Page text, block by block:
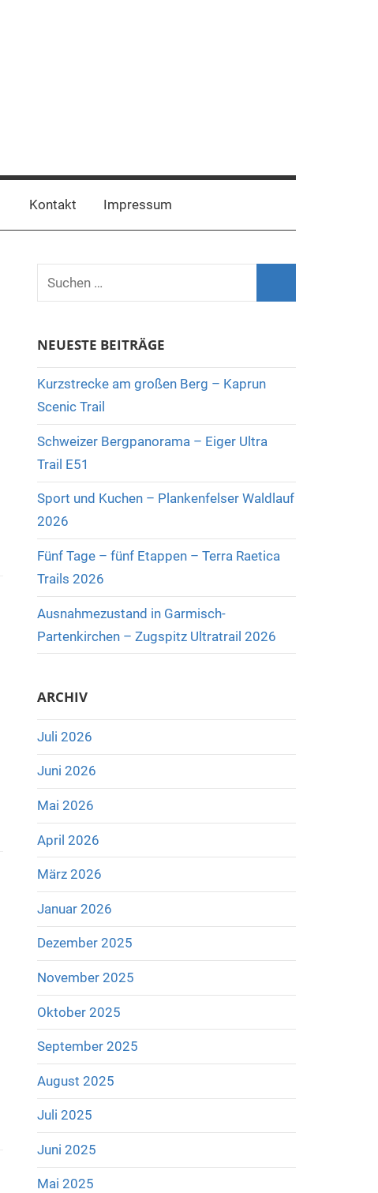
Kontakt Impressum
Suchen
nach:
NEUESTE BEITRÄGE
Kurzstrecke am großen Berg – Kaprun
Scenic Trail
Schweizer Bergpanorama – Eiger Ultra
Trail E51
Sport und Kuchen – Plankenfelser Waldlauf
2026
Fünf Tage – fünf Etappen – Terra Raetica
Trails 2026
Ausnahmezustand in Garmisch-
Partenkirchen – Zugspitz Ultratrail 2026
ARCHIV
Juli 2026
Juni 2026
Mai 2026
April 2026
März 2026
Januar 2026
Dezember 2025
November 2025
Oktober 2025
September 2025
August 2025
Juli 2025
Juni 2025
Mai 2025